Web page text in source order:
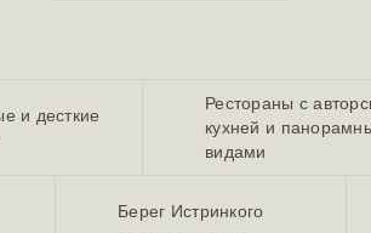
и десткие
Рестораны с
кухней и
видами
Берег Истринкого